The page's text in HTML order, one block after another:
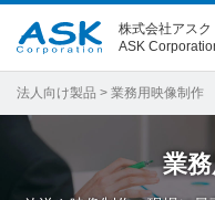
株式会社アスク
ASK
法人向け製品 > 業務用映像制作
業